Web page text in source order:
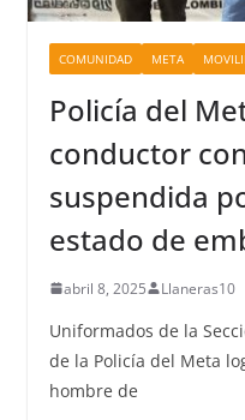
COMUNIDAD META
Policía del
conductor
suspendida
estado de
abril 8, 2025 Llaneras10
Uniformados de la
de la Policía del Meta
hombre de